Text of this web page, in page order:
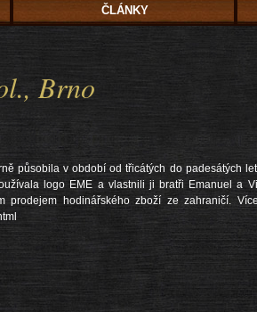
Brno
působila v období od třicátých do padesátých
logo EME a vlastnili ji bratři Emanuel a
hodinářského zboží ze zahraničí.
ČLÁNKY